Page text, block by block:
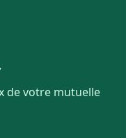
de votre mutuelle